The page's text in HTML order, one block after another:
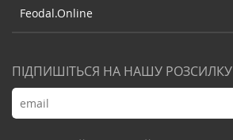
Feodal.Online
ПІДПИШІТЬСЯ НА НАШУ РОЗСИЛКУ